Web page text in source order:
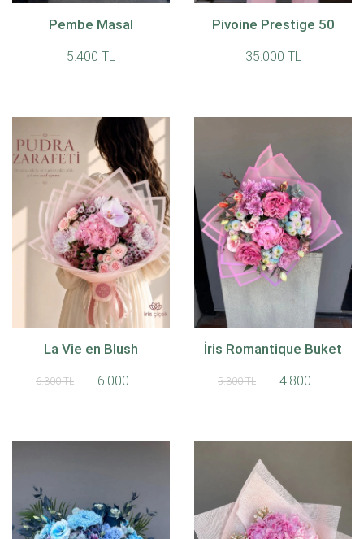
Pembe Masal
5.400 TL
Pivoine Prestige 50
35.000 TL
La Vie en Blush
6.300 TL 6.000 TL
İris Romantique Buket
5.300 TL 4.800 TL